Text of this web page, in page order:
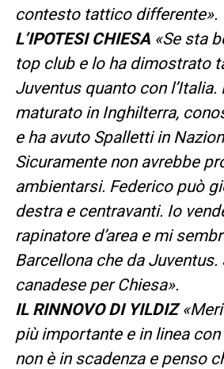
contesto tattico differente».
L’IPOTESI CHIESA«Se sta
top club e lo ha dimostrato
Juventus quanto con l’Italia.
maturato in Inghilterra,
e ha avuto Spalletti in
Sicuramente non avrebbe
ambientarsi. Federico può
destra e centravanti. Io
rapinatore d’area e mi
Barcellona che da
canadese per Chiesa».
IL RINNOVO DI YILDIZ
più importante e in linea
non è in scadenza e penso